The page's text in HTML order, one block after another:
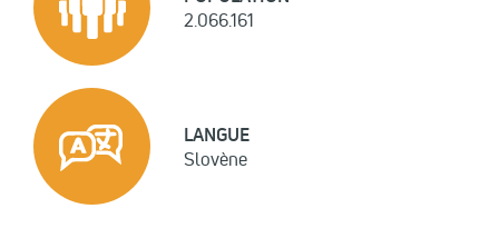
2.066.161
LANGUE
Slovène